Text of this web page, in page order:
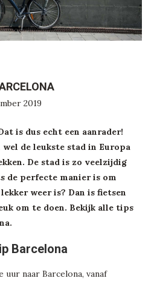
2019
is dus echt een aanrader!
de leukste stad in Europa
De stad is zo veelzijdig
de perfecte manier is om
weer is? Dan is fietsen
om te doen. Bekijk alle tips
Barcelona
naar Barcelona, vanaf